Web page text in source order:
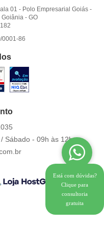
01 - Polo Empresarial Goiás -
Goiânia- GO
0001-86
Sábado - 09h às 12h.
Está com dúvidas?
Clique para
consultoria
gratuita